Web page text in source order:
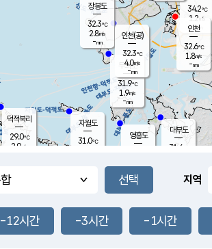
풍도
1.5m/s
무의도
31.9℃
1.9m/s
-mm
영흥도
자월도
31.0℃
장봉도
32.3℃
2.8m/s
-mm
대부도
31.6
34.2℃
1.2 m/s
-mm
덕적북리
29.0℃
2.9m/s
인천(공)
32.3℃
4.0m/s
-mm
인천
32.6℃
1.8m/s
-mm
지역
-12시간 -3시간 -1시간